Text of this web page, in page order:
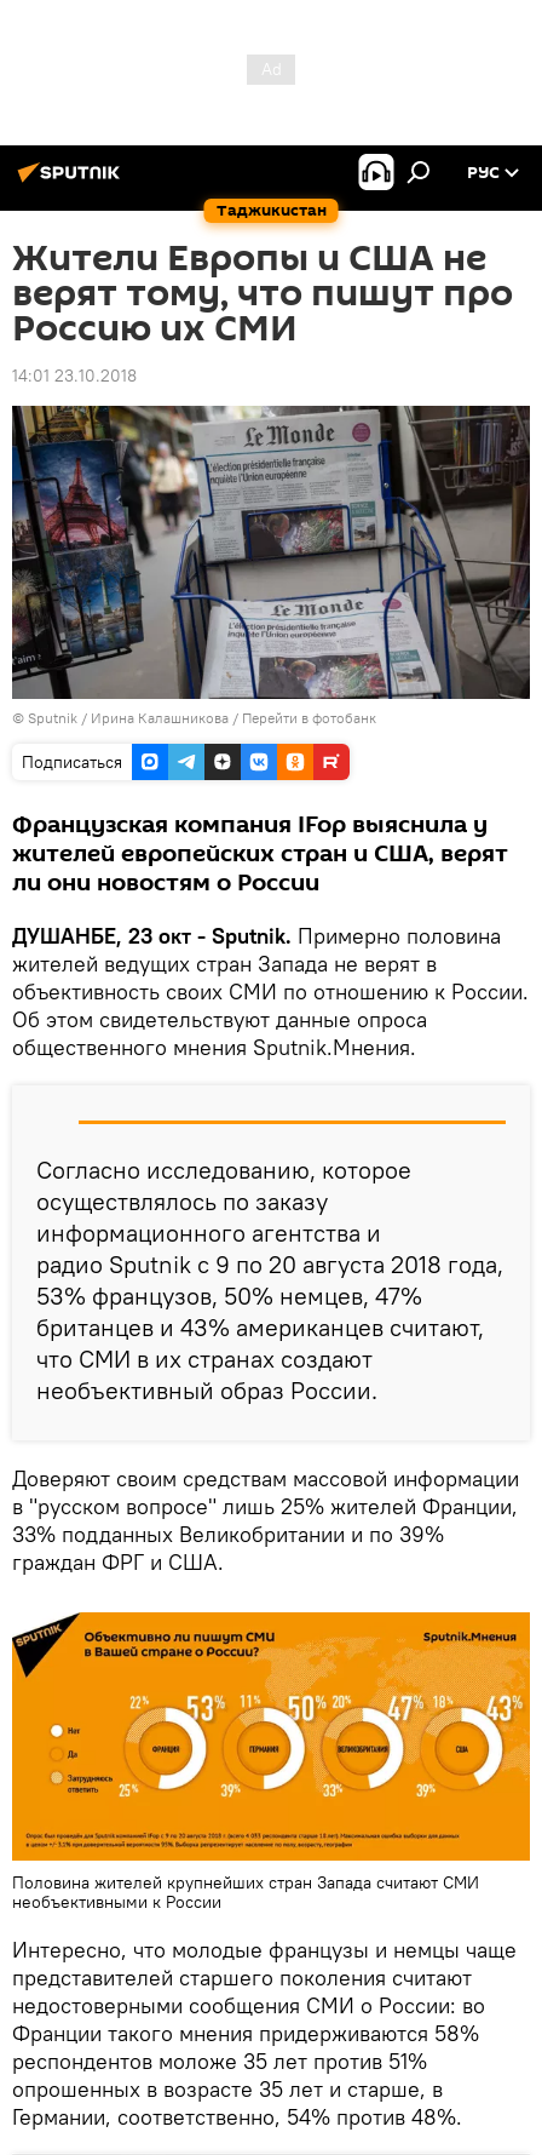
Таджикистан
РУС
Жители Европы и США не
верят тому, что пишут про
Россию их СМИ
14:01 23.10.2018
© Sputnik / Ирина Калашникова / Перейти в фотобанк
Подписаться
Французская компания IFop выяснила у
жителей европейских стран и США, верят
ли они новостям о России
ДУШАНБЕ, 23 окт - Sputnik. Примерно половина
жителей ведущих стран Запада не верят в
объективность своих СМИ по отношению к России.
Об этом свидетельствуют данные опроса
общественного мнения Sputnik.Мнения.
Согласно исследованию, которое
осуществлялось по заказу
информационного агентства и
радио Sputnik с 9 по 20 августа 2018 года,
53% французов, 50% немцев, 47%
британцев и 43% американцев считают,
что СМИ в их странах создают
необъективный образ России.
Доверяют своим средствам массовой информации
в "русском вопросе" лишь 25% жителей Франции,
33% подданных Великобритании и по 39%
граждан ФРГ и США.
Половина жителей крупнейших стран Запада считают СМИ
необъективными к России
Интересно, что молодые французы и немцы чаще
представителей старшего поколения считают
недостоверными сообщения СМИ о России: во
Франции такого мнения придерживаются 58%
респондентов моложе 35 лет против 51%
опрошенных в возрасте 35 лет и старше, в
Германии, соответственно, 54% против 48%.